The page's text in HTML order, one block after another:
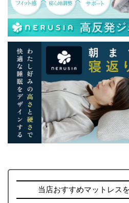
当店おすすめマットレス